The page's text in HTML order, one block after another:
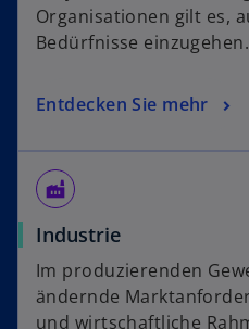
Organisationen gilt es,
Bedürfnisse einzugehen.
Entdecken Sie mehr
factory
Industrie
Im produzierenden
ändernde
und wirtschaftliche